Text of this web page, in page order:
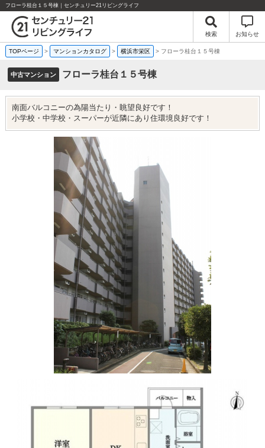
フローラ桂台１５号棟｜センチュリー21リビングライフ
検索 お知らせ
TOPページ > マンションカタログ > 横浜市栄区 > フローラ桂台１５号棟
中古マンション フローラ桂台１５号棟
南面バルコニーの為陽当たり・眺望良好です！
小学校・中学校・スーパーが近隣にあり住環境良好です！